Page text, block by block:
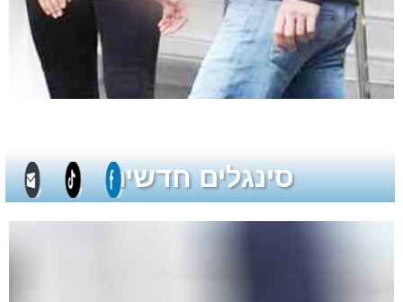
סינגלים חדשים